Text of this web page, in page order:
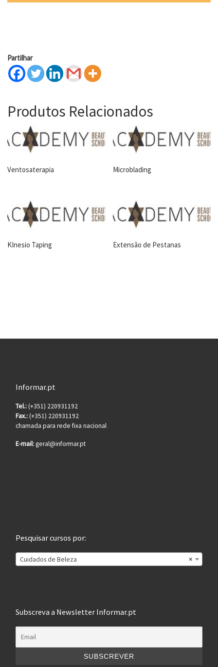
Partilhar
Produtos Relacionados
Ventosaterapia Microblading
KInesio Taping Extensão de Pestanas
Informar.pt
Tel.:(+351) 220931192
Fax.:(+351) 220931192
chamada para rede fixa nacional
E-mail:geral@informar.pt
Pesquisar cursos por:
×
Cuidados de Beleza
Subscreva a Newsletter Informar.pt